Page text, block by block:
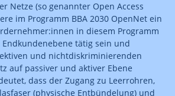
Netze (so genannter Open Access
im Programm BBA 2030 OpenNet ein
in diesem Programm
tätig sein und
und nichtdiskriminierenden
auf passiver und aktiver Ebene
dass der Zugang zu Leerrohren,
(physische Entbündelung) und